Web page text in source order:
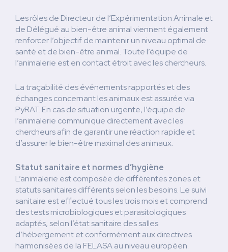
Les rôles de Directeur de l’Expérimentation Animale et
de Délégué au bien-être animal viennent également
renforcer l’objectif de maintenir un niveau optimal de
santé et de bien-être animal. Toute l’équipe de
l’animalerie est en contact étroit avec les chercheurs.
La traçabilité des événements rapportés et des
échanges concernant les animaux est assurée via
PyRAT. En cas de situation urgente, l’équipe de
l’animalerie communique directement avec les
chercheurs afin de garantir une réaction rapide et
d’assurer le bien-être maximal des animaux.
Statut sanitaire et normes d’hygiène
L’animalerie est composée de différentes zones et
statuts sanitaires différents selon les besoins. Le suivi
sanitaire est effectué tous les trois mois et comprend
des tests microbiologiques et parasitologiques
adaptés, selon l’état sanitaire des salles
d’hébergement et conformément aux directives
harmonisées de la FELASA au niveau européen.